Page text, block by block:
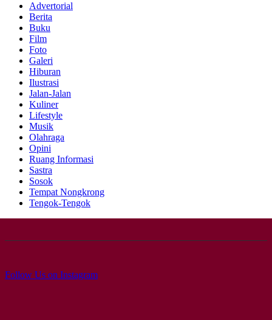
Advertorial
Berita
Buku
Film
Foto
Galeri
Hiburan
Ilustrasi
Jalan-Jalan
Kuliner
Lifestyle
Musik
Olahraga
Opini
Ruang Informasi
Sastra
Sosok
Tempat Nongkrong
Tengok-Tengok
Follow Us on Instagram